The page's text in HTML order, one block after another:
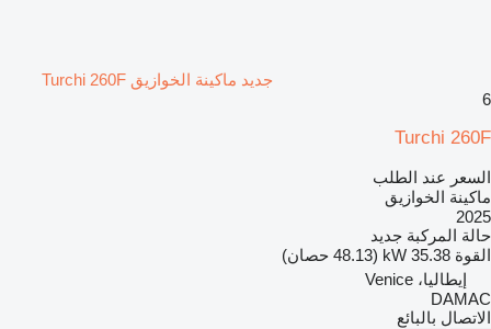
جديد ماكينة الخوازيق Turchi 260F
6
Turchi 260F
السعر عند الطلب
ماكينة الخوازيق
2025
حالة المركبة جديد
القوة 35.38 kW (48.13 حصان)
إيطاليا، Venice
DAMAC
الاتصال بالبائع